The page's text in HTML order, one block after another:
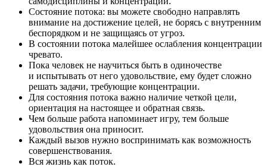
Состояние потока: вы можете свободно направлять
внимание на достижение целей, не борясь с внутренним
беспорядком и не защищаясь от угроз.
В состоянии потока малейшее ослабления концентрации
чревато.
Пока человек не научиться быть в одиночестве
и испытывать от него удовольствие, ему будет сложно
решать задачи, требующие концентрации.
Для состояния потока важно наличие четкой цели,
ориентация на настоящее и обратная связь.
Чем больше работа напоминает игру, тем больше
удовольствия она приносит.
Каждый вызов нужно воспринимать как возможность
совершенствования.
Вся жизнь как поток.